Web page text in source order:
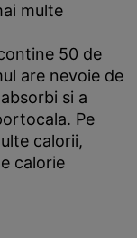
multe
50 de
are nevoie de
si a
Pe
calorii,
calorie